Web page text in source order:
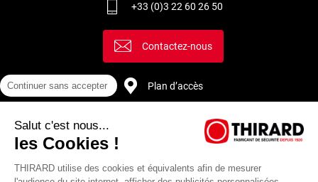
+33 (0)3 22 60 26 50
Contactez-nous
Plan d’accès
Continuer sans accepter
Salut c'est nous...
les Cookies !
THIRARD utilise des cookies et équivalents afin de mesurer